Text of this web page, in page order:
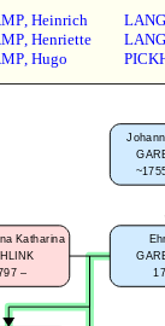
, Heinrich
, Henriette
, Hugo
Katharina
–